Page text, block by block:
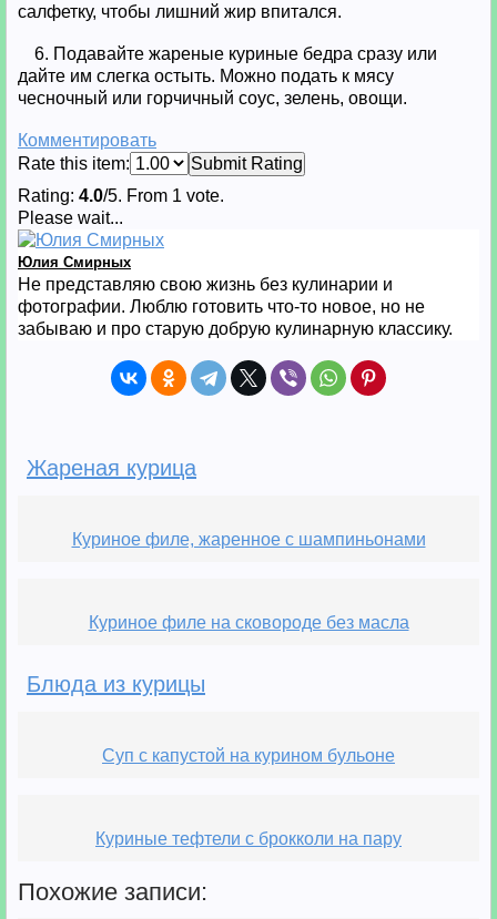
салфетку, чтобы лишний жир впитался.
6. Подавайте жареные куриные бедра сразу или
дайте им слегка остыть. Можно подать к мясу
чесночный или горчичный соус, зелень, овощи.
Комментировать
Rate this item:
Submit Rating
Rating: 4.0/5. From 1 vote.
Please wait...
Юлия Смирных
Не представляю свою жизнь без кулинарии и
фотографии. Люблю готовить что-то новое, но не
забываю и про старую добрую кулинарную классику.
Жареная курица
Куриное филе, жаренное с шампиньонами
Куриное филе на сковороде без масла
Блюда из курицы
Суп с капустой на курином бульоне
Куриные тефтели с брокколи на пару
Похожие записи: